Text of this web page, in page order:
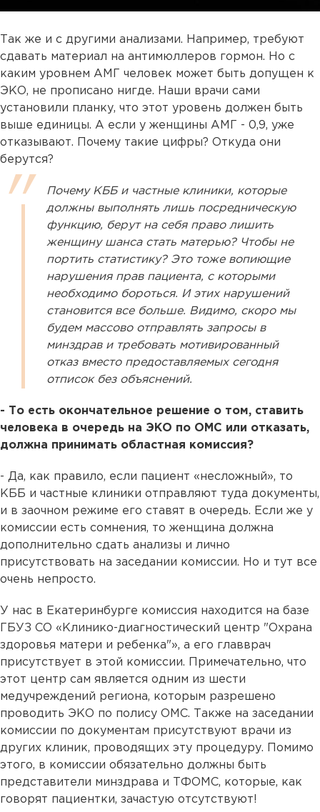
Так же и с другими анализами. Например, требуют
сдавать материал на антимюллеров гормон. Но с
каким уровнем АМГ человек может быть допущен к
ЭКО, не прописано нигде. Наши врачи сами
установили планку, что этот уровень должен быть
выше единицы. А если у женщины АМГ - 0,9, уже
отказывают. Почему такие цифры? Откуда они
берутся?
Почему КББ и частные клиники, которые
должны выполнять лишь посредническую
функцию, берут на себя право лишить
женщину шанса стать матерью? Чтобы не
портить статистику? Это тоже вопиющие
нарушения прав пациента, с которыми
необходимо бороться. И этих нарушений
становится все больше. Видимо, скоро мы
будем массово отправлять запросы в
минздрав и требовать мотивированный
отказ вместо предоставляемых сегодня
отписок без объяснений.
- То есть окончательное решение о том, ставить
человека в очередь на ЭКО по ОМС или отказать,
должна принимать областная комиссия?
- Да, как правило, если пациент «несложный», то
КББ и частные клиники отправляют туда документы,
и в заочном режиме его ставят в очередь. Если же у
комиссии есть сомнения, то женщина должна
дополнительно сдать анализы и лично
присутствовать на заседании комиссии. Но и тут все
очень непросто.
У нас в Екатеринбурге комиссия находится на базе
ГБУЗ СО «Клинико-диагностический центр "Охрана
здоровья матери и ребенка"», а его главврач
присутствует в этой комиссии. Примечательно, что
этот центр сам является одним из шести
медучреждений региона, которым разрешено
проводить ЭКО по полису ОМС. Также на заседании
комиссии по документам присутствуют врачи из
других клиник, проводящих эту процедуру. Помимо
этого, в комиссии обязательно должны быть
представители минздрава и ТФОМС, которые, как
говорят пациентки, зачастую отсутствуют!